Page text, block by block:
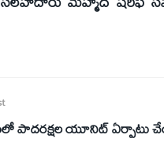
పాదరక్షల యూనిట్ ఏర్పాటు